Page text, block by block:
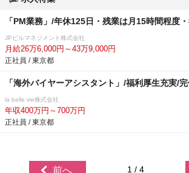
「PM業務」/年休125日・残業は月15時間程度
JPビルマネジメント株式会社
月給26万6,000円～43万9,000円
正社員 / 東京都
「海外バイヤーアシスタント」/福利厚生充実/
la belle vie株式会社
年収400万円～700万円
正社員 / 東京都
前へ 1 / 4